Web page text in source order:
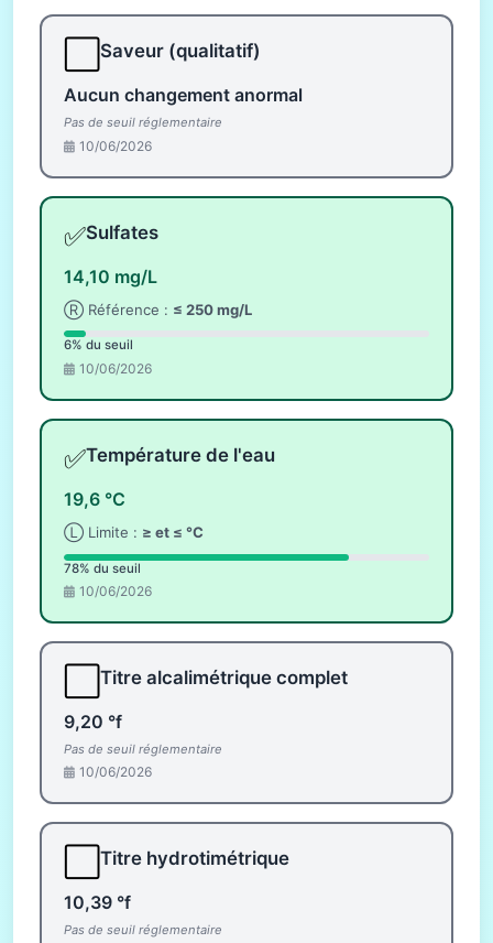
Saveur (qualitatif)
Aucun changement anormal
Pas de seuil réglementaire
10/06/2026
✅Sulfates
14,10 mg/L
Ⓡ Référence : ≤ 250 mg/L
6% du seuil
10/06/2026
✅Température de l'eau
19,6 °C
Ⓛ Limite : ≥ et ≤ °C
78% du seuil
10/06/2026
Titre alcalimétrique complet
9,20 °f
Pas de seuil réglementaire
10/06/2026
Titre hydrotimétrique
10,39 °f
Pas de seuil réglementaire